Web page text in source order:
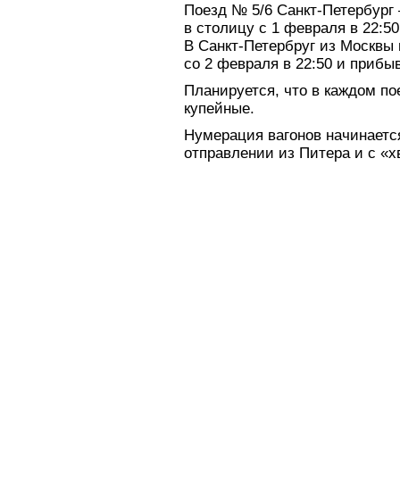
Поезд № 5/6 Санкт-
в столицу с 1 февраля в
В Санкт-Петербруг из Москвы
со 2 февраля в 22:50 и
Планируется, что в каждом
купейные.
Нумерация вагонов
отправлении из Питера и с